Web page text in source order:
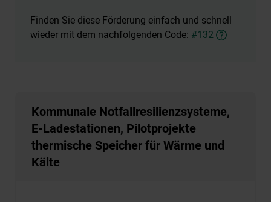
Finden Sie diese Förderung einfach und schnell
wieder mit dem nachfolgenden Code: #132
Kommunale Notfallresilienzsysteme,
E-Ladestationen, Pilotprojekte
thermische Speicher für Wärme und
Kälte